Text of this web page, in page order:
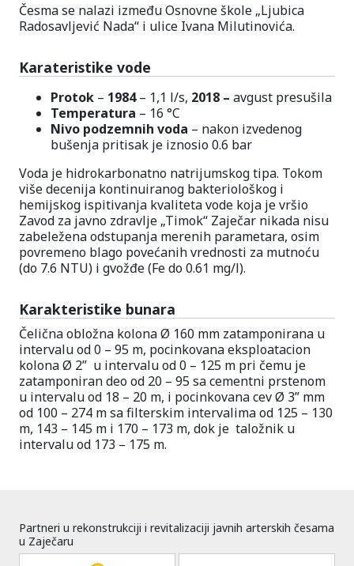
Česma se nalazi između Osnovne škole „Ljubica
Radosavljević Nada“ i ulice Ivana Milutinovića.
Karateristike vode
Protok – 1984– 1,1 l/s, 2018 – avgust presušila
Temperatura – 16 °C
Nivo podzemnih voda – nakon izvedenog
bušenja pritisak je iznosio 0.6 bar
Voda je hidrokarbonatno natrijumskog tipa. Tokom
više decenija kontinuiranog bakteriološkog i
hemijskog ispitivanja kvaliteta vode koja je vršio
Zavod za javno zdravlje „Timok“ Zaječar nikada nisu
zabeležena odstupanja merenih parametara, osim
povremeno blago povećanih vrednosti za mutnoću
(do 7.6 NTU) i gvožđe (Fe do 0.61 mg/l).
Karakteristike bunara
Čelična obložna kolona Ø 160 mm zatamponirana u
intervalu od 0 – 95 m, pocinkovana eksploatacion
kolona Ø 2” u intervalu od 0 – 125 m pri čemu je
zatamponiran deo od 20 – 95 sa cementni prstenom
u intervalu od 18 – 20 m, i pocinkovana cev Ø 3” mm
od 100 – 274 m sa filterskim intervalima od 125 – 130
m, 143 – 145 m i 170 – 173 m, dok je taložnik u
intervalu od 173 – 175 m.
Partneri u rekonstrukciji i revitalizaciji javnih arterskih česama
u Zaječaru